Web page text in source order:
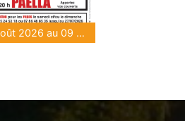
du 07 Août 2026 au 09 Août 2026